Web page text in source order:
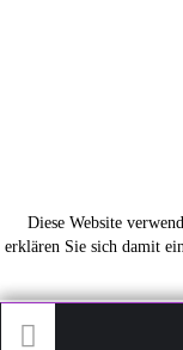
Diese Website
erklären Sie sich damit